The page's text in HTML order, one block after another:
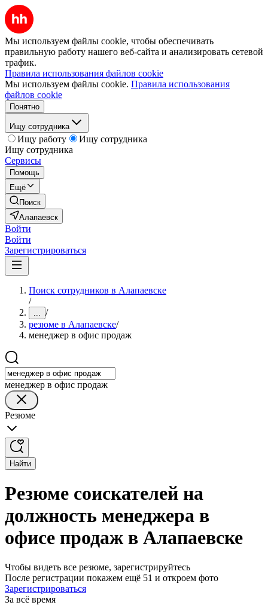
Мы используем файлы cookie, чтобы обеспечивать
правильную работу нашего веб-сайта и анализировать сетевой
трафик.
Правила использования файлов cookie
Мы используем файлы cookie. Правила использования
файлов cookie
Понятно
Ищу сотрудника
Ищу работу
Ищу сотрудника
Ищу сотрудника
Сервисы
Помощь
Ещё
Поиск
Алапаевск
Войти
Войти
Зарегистрироваться
Поиск сотрудников в Алапаевске
/
... /
резюме в Алапаевске/
менеджер в офис продаж
менеджер в офис продаж
Резюме
Найти
Резюме соискателей на
должность менеджера в
офисе продаж в Алапаевске
Чтобы видеть все резюме, зарегистрируйтесь
После регистрации покажем ещё 51 и откроем фото
Зарегистрироваться
За всё время